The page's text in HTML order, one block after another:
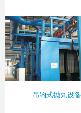
吊钩式抛丸设备